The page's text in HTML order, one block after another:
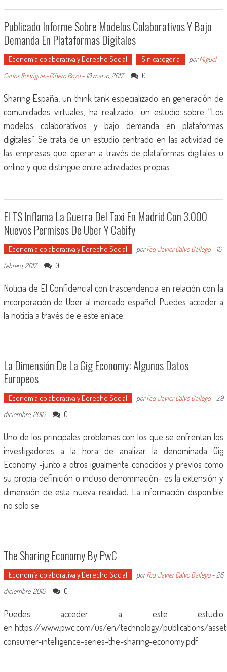
Publicado Informe Sobre Modelos Colaborativos Y Bajo
Demanda En Plataformas Digitales
Economía colaborativa y Derecho Social Sin categoría porMiguel
Carlos Rodríguez-Piñero Royo- 10 marzo, 2017 0
Sharing España, un think tank especializado en generación de
comunidades virtuales, ha realizado un estudio sobre “Los
modelos colaborativos y bajo demanda en plataformas
digitales”. Se trata de un estudio centrado en las actividad de
las empresas que operan a través de plataformas digitales u
online y que distingue entre actividades propias
El TS Inflama La Guerra Del Taxi En Madrid Con 3.000
Nuevos Permisos De Uber Y Cabify
Economía colaborativa y Derecho Social porFco. Javier Calvo Gallego- 16
febrero, 2017
0
Noticia de El Confidencial con trascendencia en relación con la
incorporación de Uber al mercado español. Puedes acceder a
la noticia a través de e este enlace.
La Dimensión De La Gig Economy: Algunos Datos
Europeos
Economía colaborativa y Derecho Social porFco. Javier Calvo Gallego- 29
diciembre, 2016
0
Uno de los principales problemas con los que se enfrentan los
investigadores a la hora de analizar la denominada Gig
Economy -junto a otros igualmente conocidos y previos como
su propia definición o incluso denominación- es la extensión y
dimensión de esta nueva realidad. La información disponible
no solo se
The Sharing Economy By PwC
Economía colaborativa y Derecho Social porFco. Javier Calvo Gallego- 26
diciembre, 2016
0
Puedes acceder a este estudio
en https://www.pwc.com/us/en/technology/publications/
consumer-intelligence-series-the-sharing-economy.pdf